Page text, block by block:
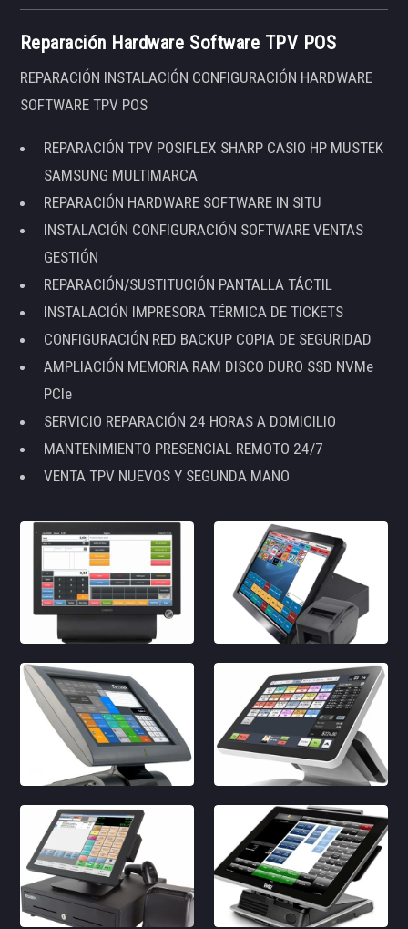
Reparación Hardware Software TPV POS
REPARACIÓN INSTALACIÓN CONFIGURACIÓN HARDWARE
SOFTWARE TPV POS
REPARACIÓN TPV POSIFLEX SHARP CASIO HP MUSTEK
SAMSUNG MULTIMARCA
REPARACIÓN HARDWARE SOFTWARE IN SITU
INSTALACIÓN CONFIGURACIÓN SOFTWARE VENTAS
GESTIÓN
REPARACIÓN/SUSTITUCIÓN PANTALLA TÁCTIL
INSTALACIÓN IMPRESORA TÉRMICA DE TICKETS
CONFIGURACIÓN RED BACKUP COPIA DE SEGURIDAD
AMPLIACIÓN MEMORIA RAM DISCO DURO SSD NVMe
PCIe
SERVICIO REPARACIÓN 24 HORAS A DOMICILIO
MANTENIMIENTO PRESENCIAL REMOTO 24/7
VENTA TPV NUEVOS Y SEGUNDA MANO